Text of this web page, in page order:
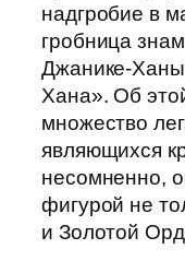
надгробие в
гробница
Джанике-
Хана». Об
множество
являющихся
несомненно,
фигурой не
и Золотой